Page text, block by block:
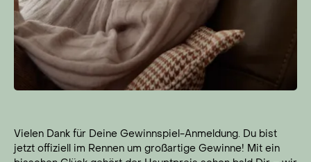
Vielen Dank für Deine Gewinnspiel-Anmeldung. Du bist
jetzt offiziell im Rennen um großartige Gewinne! Mit ein